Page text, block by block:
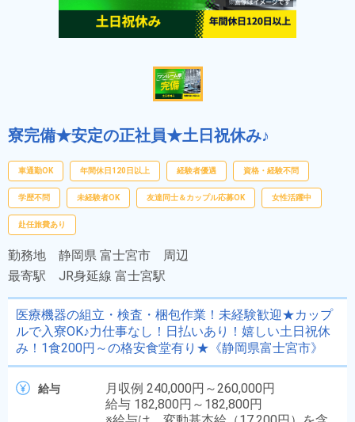
寮完備★安定の正社員★土日祝休み♪
車通勤OK 年間休日120日以上 経験者優遇 資格・経験不問
学歴不問 未経験者OK 友達同士＆カップル応募OK 女性活躍中
赴任旅費あり
勤務地 静岡県 富士宮市 周辺
最寄駅 JR身延線 富士宮駅
医療機器の組立・検査・梱包作業！未経験歓迎★カップ
ルで入寮OK♪力仕事なし！日払いあり！嬉しい土日祝休
み！1食200円～の格安食堂有り★《静岡県富士宮市》
給与
月収例 240,000円～260,000円
給与 182,800円～182,800円